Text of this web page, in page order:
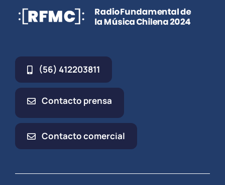
(56) 412203811
Contacto prensa
Contacto comercial